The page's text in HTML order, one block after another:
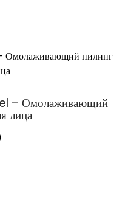
– Омолаживающий
лица